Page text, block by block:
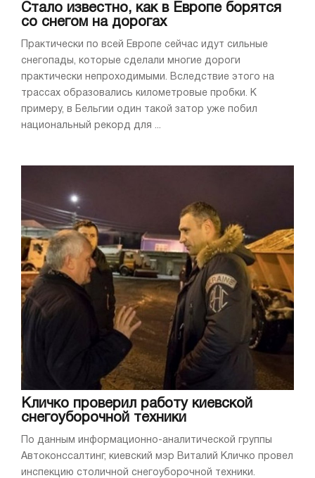
Стало известно, как в Европе борятся
со снегом на дорогах
Практически по всей Европе сейчас идут сильные
снегопады, которые сделали многие дороги
практически непроходимыми. Вследствие этого на
трассах образовались километровые пробки. К
примеру, в Бельгии один такой затор уже побил
национальный рекорд для ...
Кличко проверил работу киевской
снегоуборочной техники
По данным информационно-аналитической группы
Автоконссалтинг, киевский мэр Виталий Кличко провел
инспекцию столичной снегоуборочной техники.